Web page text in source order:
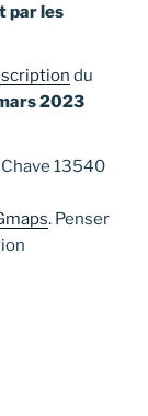
par les
du
2023
13540
. Penser